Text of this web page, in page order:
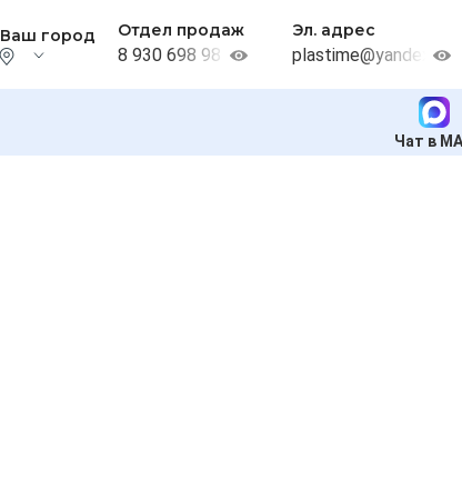
Ваш город Отдел продаж
8 930 698 98 38
Эл. адрес
plastime@yandex.ru
Чат в